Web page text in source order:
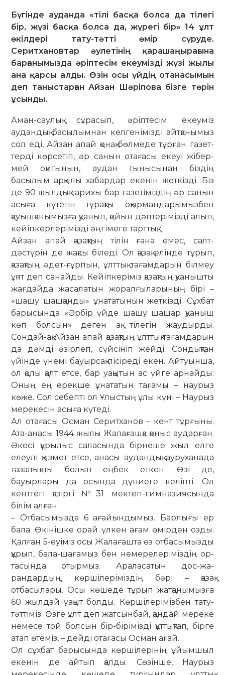
Бүгінде ауданда «тілі басқа болса да тілегі
бір, жүзі басқа болса да, жүрегі бір» 14 ұлт
өкілдері тату-тәтті өмір сүруде.
Серитхановтар әулетінің қарашаңырағына
барғанымызда әріптесім екеумізді жүзі жылы
ана қарсы алды. Өзін осы үйдің отанасымын
деп таныстарған Айзан Шәріпова бізге төрін
ұсынды.
Аман-саулық сұрасып, әріптесім екеуміз
аудандық басылымнан кел­ге­німізді айтқанымыз
сол еді, Ай­зан апай қонақ бөлмеде тұрған газет­
тер­ді көрсетіп, әр санын отағасы екеуі жі­бер­
мей оқитынын, аудан ты­ны­­сынан біздің
басылым арқылы хабардар екенін жеткізді. Біз
де 90 жыл­дық тарихы бар газетіміздің әр са­нын
асыға күтетін тұрақты оқыр­ман­да­ры­мыз­бен
қауышқанымызға қуа­нып, қо­йын дәп­терімізді алып,
кейіп­кер­ле­рі­міз­ді әңгі­меге тарттық.
Айзан апай қазақтың тілін ғана емес, салт-
дәстүрін де жақсы бі­леді. Ол қазақ елінде тұрып,
қазақ­тың әдет-ғұрпын, ұлттық тағамдарын білмеу
ұят деп санайды. Кейіпкеріміз қазақ­тың қуанышты
жағдайда жаса­латын жоралғыларының бірі –
«шашу шашқанды» ұнататынын жеткізді. Сұх­бат
барысында «Әрбір үйде шашу шашар қуаныш
көп болсын» деген ақ тілегін жаудырды.
Сондай-ақ Айзан апай қазақтың ұлттық тағам­да­рын
да дәмді әзірлеп, сүйсініп жейді. Сондықтан
үйінде үнемі бауырсақ пісіреді екен. Айтуынша,
ол қо­лы қалт етсе, бар уақытын ас үйге арнайды.
Оның ең ерекше ұнататын тағамы – наурыз
көже. Сол се­бепті ол Ұлыстың ұлы күні – Наурыз
мерекесін асыға күтеді.
Ал отағасы Осман Серитханов – кент тұрғыны.
Ата-анасы 1944 жылы Жа­лағашқа қоныс аударған.
Әкесі құрылыс саласында бірнеше жыл елге
елеулі қызмет етсе, анасы аудандық ауруханада
тазалықшы болып еңбек еткен. Өзі де,
бауырлары да осында дүниеге келіпті. Ол
кенттегі қазіргі №31 мектеп-гимназиясында
білім алған.
– Отбасымызда 6 ағайындымыз. Бар­лығы ер
бала. Өкінішке орай үлкен ағам өмірден озды.
Қалған 5-еуіміз осы Жалағашта өз отбасымызды
құрып, бала-шағамыз бен немерелеріміздің ор­
та­сында отырмыз. Араласатын дос-жа­
рандардың, көршілеріміздің бәрі – қа­­зақ
отбасылары. Осы көшеде тұрып жат­қанымызға
60 жылдай уақыт болды. Көршілерімізбен тату-
тәттіміз. Өзге ұлт деп жатсынбай, қандай мереке
немесе той болсын бір-бірімізді құттықтап, бір­ге
атап өтеміз, – дейді отағасы Осман ағай.
Ол сұхбат барысында көршілерінің ұйымшыл
екенін де айтып қалды. Сө­зінше, Наурыз